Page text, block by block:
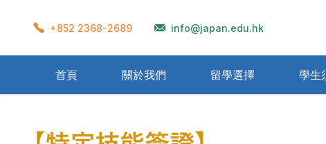
+852 2368-2689 info@japan.edu.hk
首頁 關於我們 留學選擇 學生